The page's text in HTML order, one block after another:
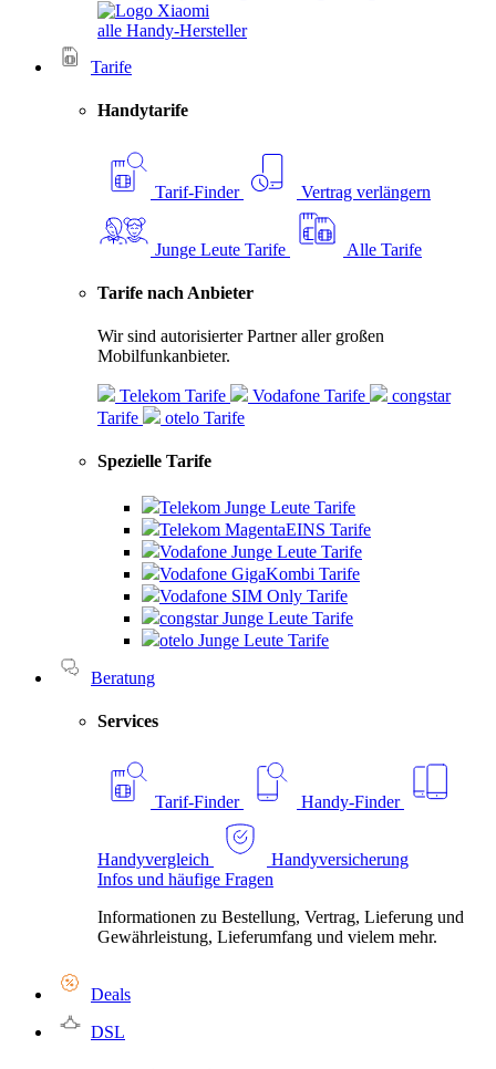
alle Handy-Hersteller
Tarife
Handytarife
Tarif-Finder Vertrag verlängern
Junge Leute Tarife Alle Tarife
Tarife nach Anbieter
Wir sind autorisierter Partner aller großen
Mobilfunkanbieter.
Telekom Tarife Vodafone Tarife
congstar
Tarife
otelo Tarife
Spezielle Tarife
Telekom Junge Leute Tarife
Telekom MagentaEINS Tarife
Vodafone Junge Leute Tarife
Vodafone GigaKombi Tarife
Vodafone SIM Only Tarife
congstar Junge Leute Tarife
otelo Junge Leute Tarife
Beratung
Services
Tarif-Finder Handy-Finder
Handyvergleich
Handyversicherung
Infos und häufige Fragen
Informationen zu Bestellung, Vertrag, Lieferung und
Gewährleistung, Lieferumfang und vielem mehr.
Deals
DSL